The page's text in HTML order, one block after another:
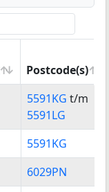
Postcode(s)
Postcode(s)
5591KG t/m
5591LG
5591KG
6029PN